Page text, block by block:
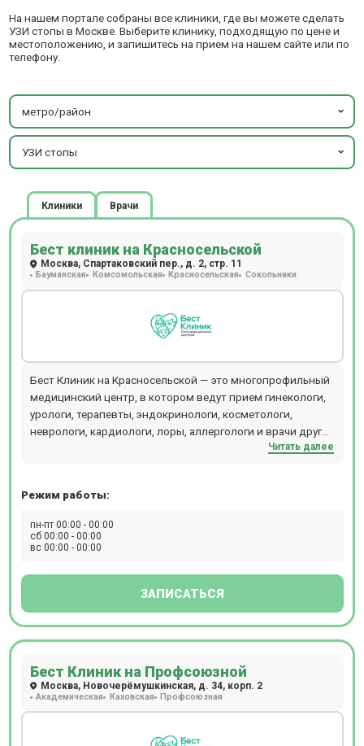
На нашем портале собраны все клиники, где вы можете сделать
УЗИ стопы в Москве. Выберите клинику, подходящую по цене и
местоположению, и запишитесь на прием на нашем сайте или по
телефону.
метро/район
УЗИ стопы
Клиники Врачи
Бест клиник на Красносельской
Москва, Спартаковский пер., д. 2, стр. 11
Бауманская Комсомольская Красносельская Сокольники
Бест Клиник на Красносельской — это многопрофильный
медицинский центр, в котором ведут прием гинекологи,
урологи, терапевты, эндокринологи, косметологи,
неврологи, кардиологи, лоры, аллергологи и врачи других
специальностей. Центр объединяет стационар,
физиотерапии, косметологии, пластической хирургии,
диагностическом отделении можно пройти КТ, МРТ
рентген, разные виды УЗИ, сдать экспресс-анализы
оборудование - аппарат ИВЛ Dixion, LigaSure, PLASMAJET,
Компьютерная томография проводится на томографе
SIEMENS SOMATOM go.Up. Магнитно-резонансная
томография проводится на томографе SIEMENS
575. Стоматологи используют в работе микроскоп Carl
Читать далее
Режим работы:
пн-пт 00:00 - 00:00
сб 00:00 - 00:00
вс 00:00 - 00:00
ЗАПИСАТЬСЯ
Бест Клиник на Профсоюзной
Москва, Новочерёмушкинская, д. 34, корп. 2
Академическая Каховская Профсоюзная